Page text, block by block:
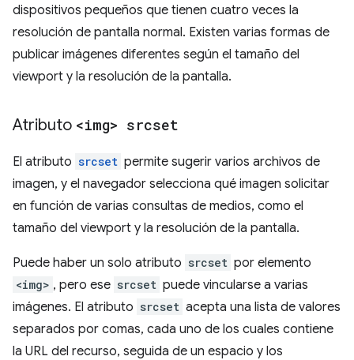
dispositivos pequeños que tienen cuatro veces la
resolución de pantalla normal. Existen varias formas de
publicar imágenes diferentes según el tamaño del
viewport y la resolución de la pantalla.
Atributo <img> srcset
El atributo srcset permite sugerir varios archivos de
imagen, y el navegador selecciona qué imagen solicitar
en función de varias consultas de medios, como el
tamaño del viewport y la resolución de la pantalla.
Puede haber un solo atributo srcset por elemento
<img> , pero ese srcset puede vincularse a varias
imágenes. El atributo srcset acepta una lista de valores
separados por comas, cada uno de los cuales contiene
la URL del recurso, seguida de un espacio y los